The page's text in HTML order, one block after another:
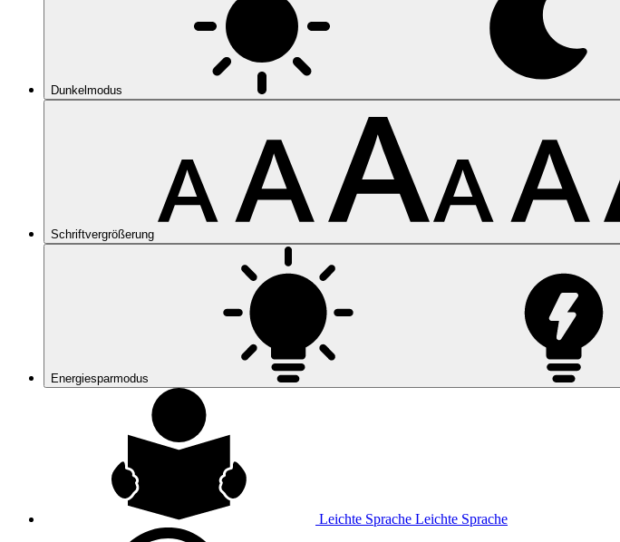
Dunkelmodus
Schriftvergrößerung
Energiesparmodus
Leichte Sprache Leichte Sprache